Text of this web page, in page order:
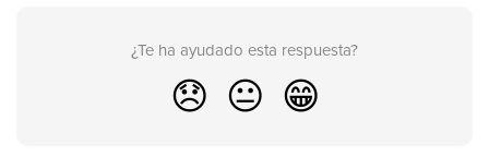
¿Te ha ayudado esta respuesta?
😞 😐 😁